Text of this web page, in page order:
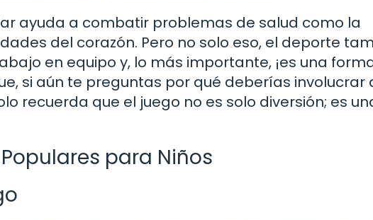
ayuda a combatir problemas de salud como la
del corazón. Pero no solo eso, el deporte
en equipo y, lo más importante, ¡es una
si aún te preguntas por qué deberías involucrar
recuerda que el juego no es solo diversión; es
para Niños